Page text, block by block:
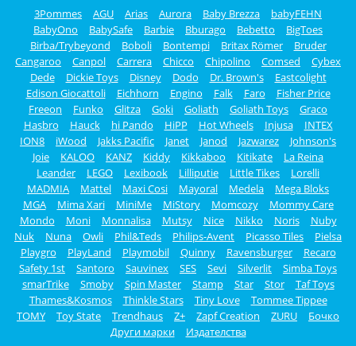
3Pommes AGU Arias Aurora Baby Brezza
babyFEHN
BabyOno
BabySafe Barbie Bburago Bebetto
BigToes
Birba/Trybeyond
Boboli Bontempi Britax Römer
Bruder
Cangaroo
Canpol Carrera Chicco Chipolino Comsed
Cybex
Dede
Dickie Toys Disney Dodo Dr. Brown's
Eastcolight
Edison Giocattoli
Eichhorn Engino Falk Faro
Fisher Price
Freeon
Funko Glitza Goki Goliath Goliath Toys
Graco
Hasbro
Hauck hi Pando HiPP Hot Wheels Injusa
INTEX
ION8
iWood Jakks Pacific Janet Janod Jazwarez
Johnson's
Joie
KALOO KANZ Kiddy Kikkaboo Kitikate
La Reina
Leander
LEGO Lexibook Lilliputie Little Tikes
Lorelli
MADMIA
Mattel Maxi Cosi Mayoral Medela
Mega Bloks
MGA
Mima Xari MiniMe MiStory Momcozy
Mommy Care
Mondo
Moni Monnalisa Mutsy Nice Nikko Noris
Nuby
Nuk
Nuna Owli Phil&Teds Philips-Avent Picasso Tiles
Pielsa
Playgro
PlayLand Playmobil Quinny Ravensburger
Recaro
Safety 1st
Santoro Sauvinex SES Sevi Silverlit
Simba Toys
smarTrike
Smoby Spin Master Stamp Star Stor
Taf Toys
Thames&Kosmos
Thinkle Stars Tiny Love
Tommee Tippee
TOMY
Toy State Trendhaus Z+ Zapf Creation ZURU
Бочко
Други марки
Издателства